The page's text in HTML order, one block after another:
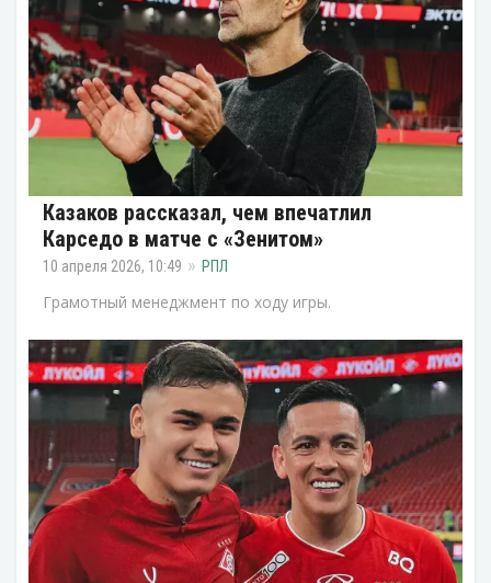
Казаков рассказал, чем впечатлил
Карседо в матче с «Зенитом»
10 апреля 2026, 10:49 РПЛ
Грамотный менеджмент по ходу игры.